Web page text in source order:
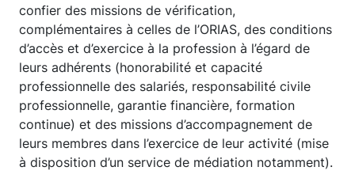
confier des missions de vérification,
complémentaires à celles de l’ORIAS, des conditions
d’accès et d’exercice à la profession à l’égard de
leurs adhérents (honorabilité et capacité
professionnelle des salariés, responsabilité civile
professionnelle, garantie financière, formation
continue) et des missions d’accompagnement de
leurs membres dans l’exercice de leur activité (mise
à disposition d’un service de médiation notamment).